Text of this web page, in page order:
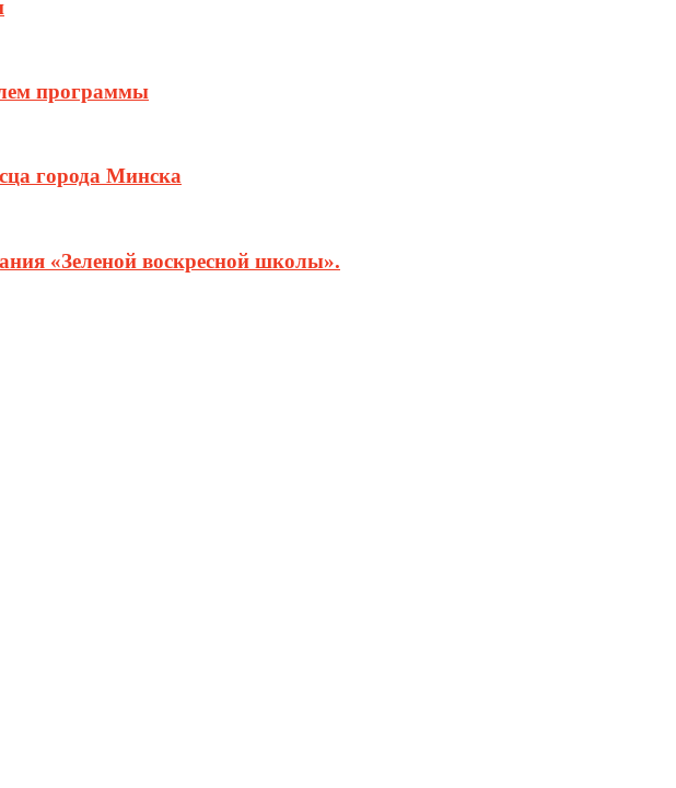
программы
города Минска
«Зеленой воскресной школы».